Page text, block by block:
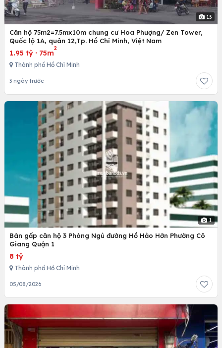
13
Căn hộ 75m2=7.5mx10m chung cư Hoa Phượng/ Zen Tower,
Quốc lộ 1A, quân 12,Tp. Hồ Chí Minh, Việt Nam
1.95 tỷ · 75m
2
Thành phố Hồ Chí Minh
3 ngày trước
1
Bán gấp căn hộ 3 Phòng Ngủ đường Hồ Hảo Hớn Phường Cô
Giang Quận 1
8 tỷ
Thành phố Hồ Chí Minh
05/08/2026